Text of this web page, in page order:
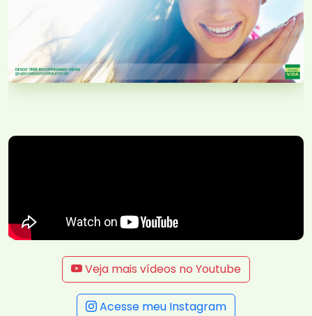
Veja mais vídeos no Youtube
Acesse meu Instagram